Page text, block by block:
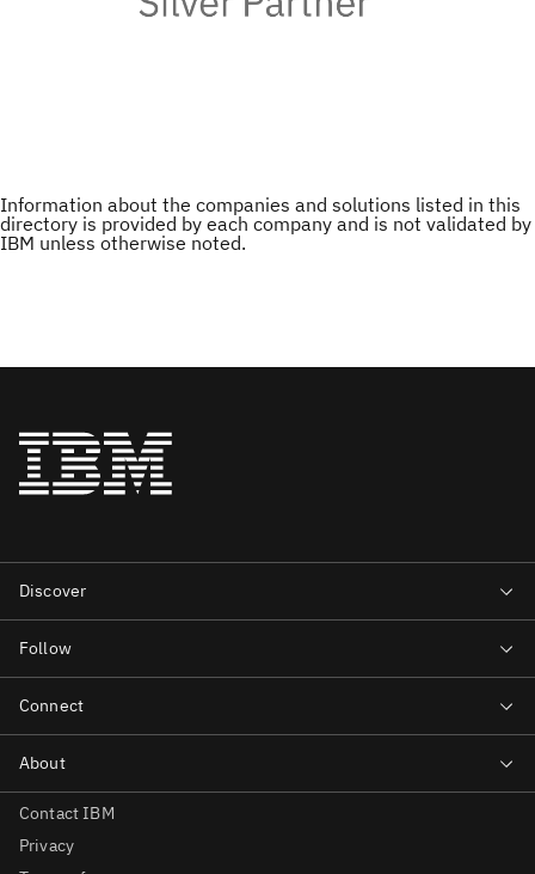
Information about the companies and solutions listed in this
directory is provided by each company and is not validated by
IBM unless otherwise noted.
Contact IBM
Privacy